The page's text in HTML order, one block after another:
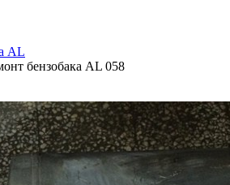
AL
бензобака AL 058